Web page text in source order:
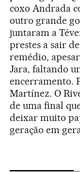
coxo Andrada
outro grande
juntaram a
prestes a sair
remédio,
Jara, faltando
encerramento.
Martínez. O
de uma final
deixar muito
geração em